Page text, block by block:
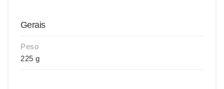
Gerais
Peso
225 g